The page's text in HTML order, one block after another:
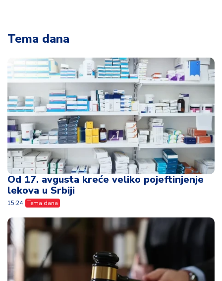
Tema dana
Od 17. avgusta kreće veliko pojeftinjenje
lekova u Srbiji
15:24 Tema dana